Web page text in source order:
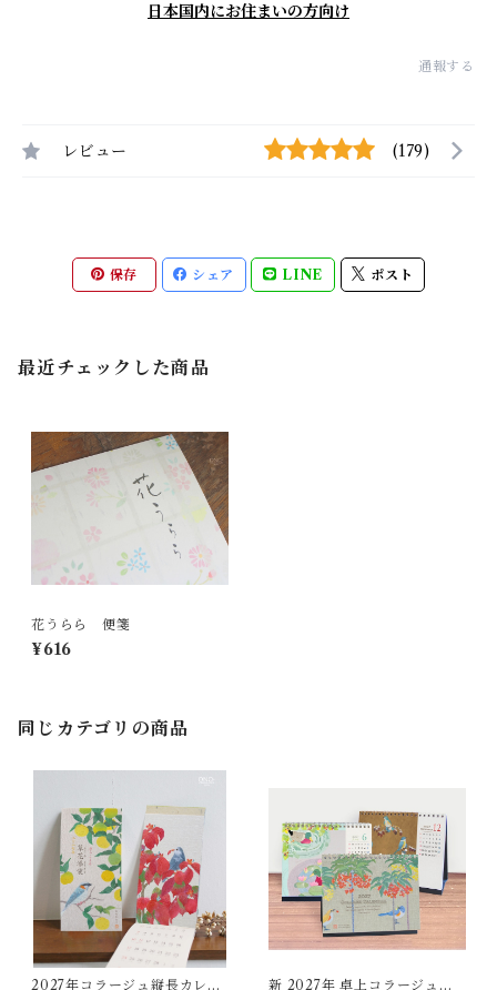
日本国内にお住まいの方向け
通報する
レビュー (179)
保存 シェア LINE ポスト
最近チェックした商品
花うらら 便箋
¥616
同じカテゴリの商品
2027年コラージュ縦長カレン 新 2027年 卓上コラージュカ